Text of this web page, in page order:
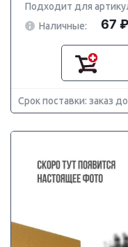
Подходит для
Наличные:
67 ₽
Срок поставки: заказ